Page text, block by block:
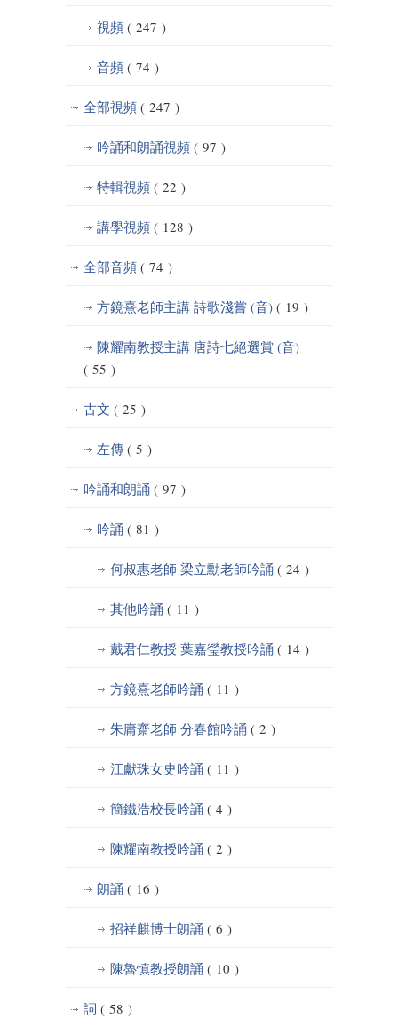
視頻 ( 247 )
音頻 ( 74 )
全部視頻 ( 247 )
吟誦和朗誦視頻 ( 97 )
特輯視頻 ( 22 )
講學視頻 ( 128 )
全部音頻 ( 74 )
方鏡熹老師主講 詩歌淺嘗 (音) ( 19 )
陳耀南教授主講 唐詩七絕選賞 (音)
( 55 )
古文 ( 25 )
左傳 ( 5 )
吟誦和朗誦 ( 97 )
吟誦 ( 81 )
何叔惠老師 梁立勳老師吟誦 ( 24 )
其他吟誦 ( 11 )
戴君仁教授 葉嘉瑩教授吟誦 ( 14 )
方鏡熹老師吟誦 ( 11 )
朱庸齋老師 分春館吟誦 ( 2 )
江獻珠女史吟誦 ( 11 )
簡鐵浩校長吟誦 ( 4 )
陳耀南教授吟誦 ( 2 )
朗誦 ( 16 )
招祥麒博士朗誦 ( 6 )
陳魯慎教授朗誦 ( 10 )
詞 ( 58 )